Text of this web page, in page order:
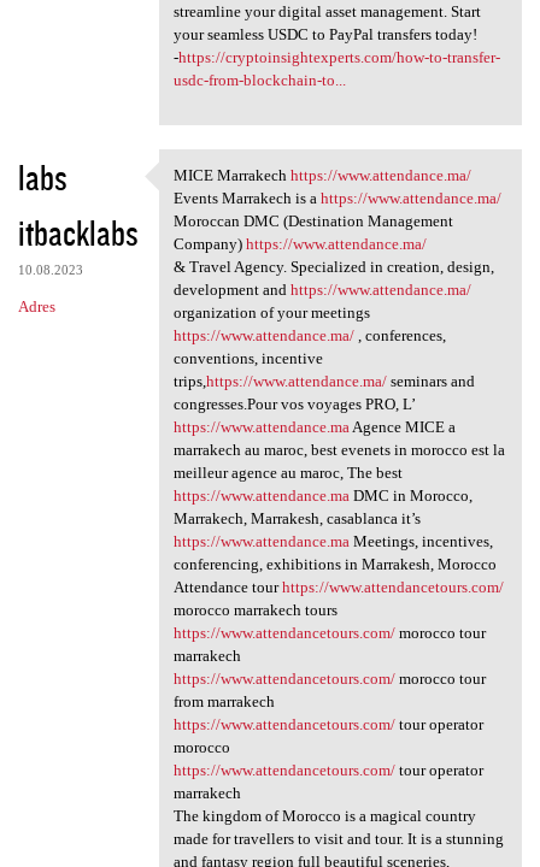
streamline your digital asset management. Start
your seamless USDC to PayPal transfers today!
-https://cryptoinsightexperts.com/how-to-transfer-
usdc-from-blockchain-to...
labs
itbacklabs
10.08.2023
Adres
MICE Marrakech https://www
MICE Marrakech https://www.attendance.ma/
Events Marrakech is a https://www.attendance.ma/
Moroccan DMC (Destination Management
Company) https://www.attendance.ma/
& Travel Agency. Specialized in creation, design,
development and https://www.attendance.ma/
organization of your meetings
https://www.attendance.ma/, conferences,
conventions, incentive
trips, https://www.attendance.ma/seminars and
congresses.Pour vos voyages PRO, L’
https://www.attendance.ma Agence MICE a
marrakech au maroc, best evenets in morocco est la
meilleur agence au maroc, The best
https://www.attendance.ma DMC in Morocco,
Marrakech, Marrakesh, casablanca it’s
https://www.attendance.ma Meetings, incentives,
conferencing, exhibitions in Marrakesh, Morocco
Attendance tourhttps://www.attendancetours.com/
morocco marrakech tours
https://www.attendancetours.com/morocco tour
marrakech
https://www.attendancetours.com/morocco tour
from marrakech
https://www.attendancetours.com/tour operator
morocco
https://www.attendancetours.com/tour operator
marrakech
The kingdom of Morocco is a magical country
made for travellers to visit and tour. It is a stunning
and fantasy region full beautiful sceneries,